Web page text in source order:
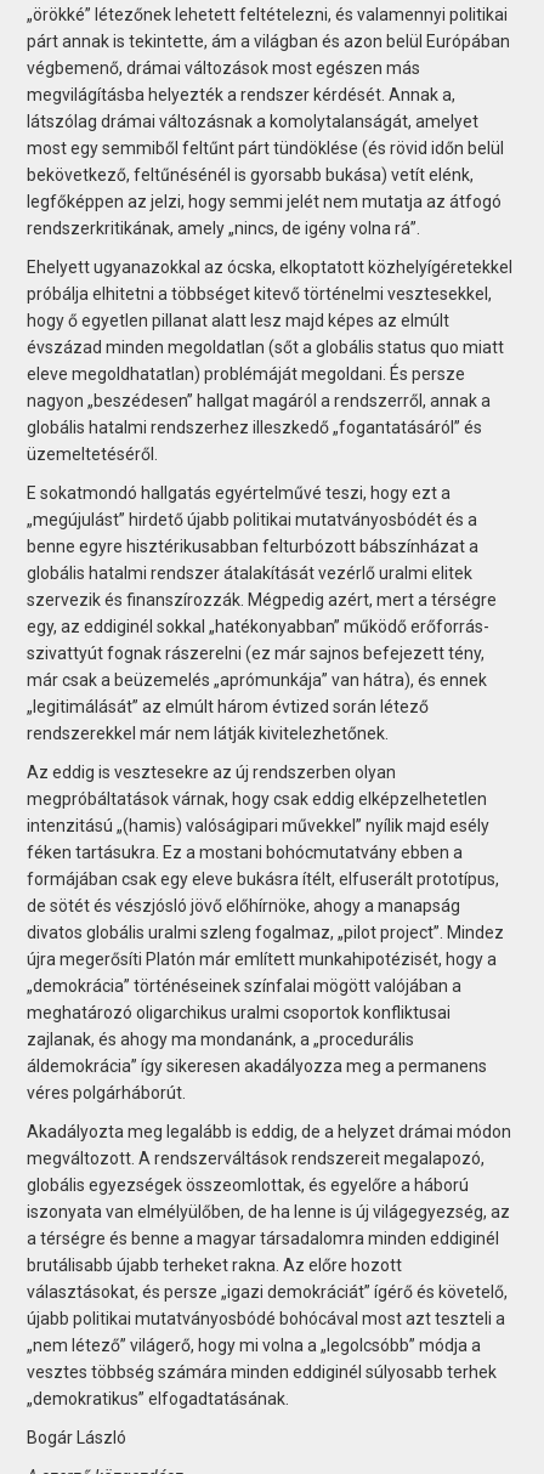
„örökké” létezőnek lehetett feltételezni, és valamennyi politikai
párt annak is tekintette, ám a világban és azon belül Európában
végbemenő, drámai változások most egészen más
megvilágításba helyezték a rendszer kérdését. Annak a,
látszólag drámai változásnak a komolytalanságát, amelyet
most egy semmiből feltűnt párt tündöklése (és rövid időn belül
bekövetkező, feltűnésénél is gyorsabb bukása) vetít elénk,
legfőképpen az jelzi, hogy semmi jelét nem mutatja az átfogó
rendszerkritikának, amely „nincs, de igény volna rá”.
Ehelyett ugyanazokkal az ócska, elkoptatott közhelyígéretekkel
próbálja elhitetni a többséget kitevő történelmi vesztesekkel,
hogy ő egyetlen pillanat alatt lesz majd képes az elmúlt
évszázad minden megoldatlan (sőt a globális status quo miatt
eleve megoldhatatlan) problémáját megoldani. És persze
nagyon „beszédesen” hallgat magáról a rendszerről, annak a
globális hatalmi rendszerhez illeszkedő „fogantatásáról” és
üzemeltetéséről.
E sokatmondó hallgatás egyértelművé teszi, hogy ezt a
„megújulást” hirdető újabb politikai mutatványosbódét és a
benne egyre hisztérikusabban felturbózott bábszínházat a
globális hatalmi rendszer átalakítását vezérlő uralmi elitek
szervezik és finanszírozzák. Mégpedig azért, mert a térségre
egy, az eddiginél sokkal „hatékonyabban” működő erőforrás-
szivattyút fognak rászerelni (ez már sajnos befejezett tény,
már csak a beüzemelés „aprómunkája” van hátra), és ennek
„legitimálását” az elmúlt három évtized során létező
rendszerekkel már nem látják kivitelezhetőnek.
Az eddig is vesztesekre az új rendszerben olyan
megpróbáltatások várnak, hogy csak eddig elképzelhetetlen
intenzitású „(hamis) valóságipari művekkel” nyílik majd esély
féken tartásukra. Ez a mostani bohócmutatvány ebben a
formájában csak egy eleve bukásra ítélt, elfuserált prototípus,
de sötét és vészjósló jövő előhírnöke, ahogy a manapság
divatos globális uralmi szleng fogalmaz, „pilot project”. Mindez
újra megerősíti Platón már említett munkahipotézisét, hogy a
„demokrácia” történéseinek színfalai mögött valójában a
meghatározó oligarchikus uralmi csoportok konfliktusai
zajlanak, és ahogy ma mondanánk, a „procedurális
áldemokrácia” így sikeresen akadályozza meg a permanens
véres polgárháborút.
Akadályozta meg legalább is eddig, de a helyzet drámai módon
megváltozott. A rendszerváltások rendszereit megalapozó,
globális egyezségek összeomlottak, és egyelőre a háború
iszonyata van elmélyülőben, de ha lenne is új világegyezség, az
a térségre és benne a magyar társadalomra minden eddiginél
brutálisabb újabb terheket rakna. Az előre hozott
választásokat, és persze „igazi demokráciát” ígérő és követelő,
újabb politikai mutatványosbódé bohócával most azt teszteli a
„nem létező” világerő, hogy mi volna a „legolcsóbb” módja a
vesztes többség számára minden eddiginél súlyosabb terhek
„demokratikus” elfogadtatásának.
Bogár László